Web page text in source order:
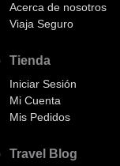
Acerca de nosotros
Viaja Seguro
Tienda
Iniciar Sesión
Mi Cuenta
Mis Pedidos
Travel Blog